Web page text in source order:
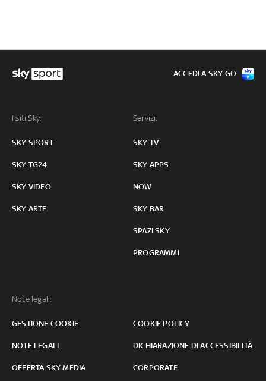
I siti Sky:
SKY SPORT
SKY TG24
SKY VIDEO
SKY ARTE
Servizi:
SKY TV
SKY APPS
NOW
SKY BAR
SPAZI SKY
PROGRAMMI
Note legali:
GESTIONE COOKIE COOKIE POLICY
NOTE LEGALI DICHIARAZIONE DI ACCESSIBILITÀ
OFFERTA SKY MEDIA CORPORATE
ACCEDI A SKY GO